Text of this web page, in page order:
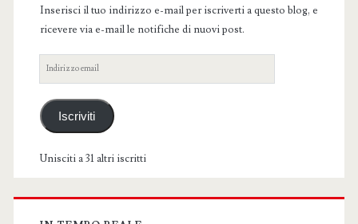
Inserisci il tuo indirizzo e-mail per iscriverti a questo blog, e
ricevere via e-mail le notifiche di nuovi post.
Indirizzo
email
Iscriviti
Unisciti a 31 altri iscritti